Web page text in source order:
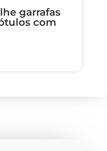
garrafas
com